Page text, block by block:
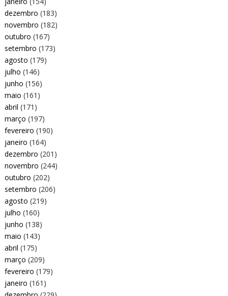
dezembro (183)
novembro (182)
outubro (167)
setembro (173)
agosto (179)
julho (146)
junho (156)
maio (161)
abril (171)
março (197)
fevereiro (190)
janeiro (164)
dezembro (201)
novembro (244)
outubro (202)
setembro (206)
agosto (219)
julho (160)
junho (138)
maio (143)
abril (175)
março (209)
fevereiro (179)
janeiro (161)